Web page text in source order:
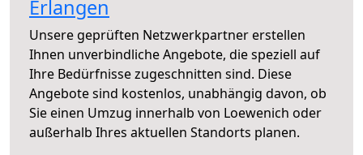
Erlangen
Unsere geprüften Netzwerkpartner erstellen
Ihnen unverbindliche Angebote, die speziell auf
Ihre Bedürfnisse zugeschnitten sind. Diese
Angebote sind kostenlos, unabhängig davon, ob
Sie einen Umzug innerhalb von Loewenich oder
außerhalb Ihres aktuellen Standorts planen.